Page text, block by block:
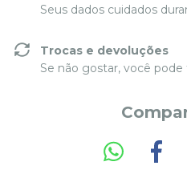
Seus dados cuidados
Trocas e devoluções
Se não gostar, você